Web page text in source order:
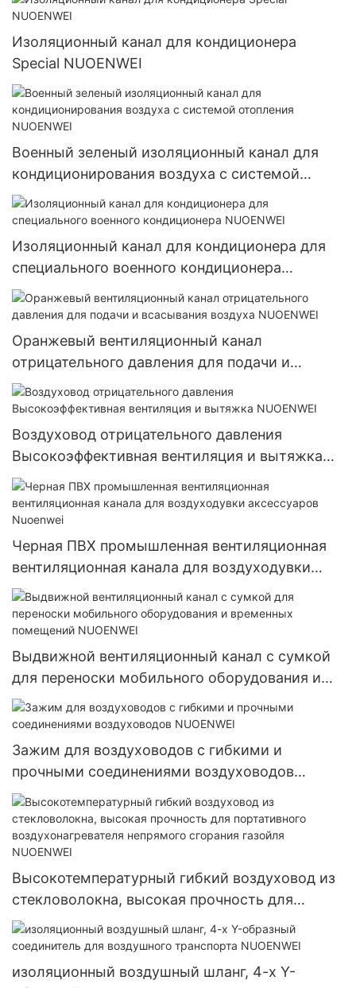
Изоляционный канал для кондиционера
Special NUOENWEI
Военный зеленый изоляционный канал для
кондиционирования воздуха с системой
отопления NUOENWEI
Изоляционный канал для кондиционера для
специального военного кондиционера
NUOENWEI
Оранжевый вентиляционный канал
отрицательного давления для подачи и
всасывания воздуха NUOENWEI
Воздуховод отрицательного давления
Высокоэффективная вентиляция и вытяжка
NUOENWEI
Черная ПВХ промышленная вентиляционная
вентиляционная канала для воздуходувки
аксессуаров Nuoenwei
Выдвижной вентиляционный канал с сумкой
для переноски мобильного оборудования и
временных помещений NUOENWEI
Зажим для воздуховодов с гибкими и
прочными соединениями воздуховодов
NUOENWEI
Высокотемпературный гибкий воздуховод из
стекловолокна, высокая прочность для
портативного воздухонагревателя непрямого
сгорания газойля NUOENWEI
изоляционный воздушный шланг, 4-х Y-